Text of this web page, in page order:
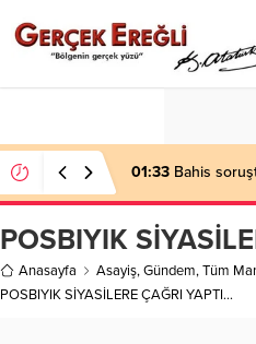
01:33 Bahis
POSBIYIK
Anasayfa Asayiş,Gündem,Tüm
POSBIYIK SİYASİLERE ÇAĞRI YAPTI…